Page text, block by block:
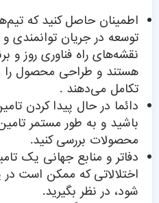
اطمینان حاصل کنید که
توسعه در جریان توانمندی
نقشه‌های راه فناوری روز و
هستند و طراحی محصول
تکامل می‌دهند .
دائما در حال پیدا کردن
باشید و به طور مستمر
محصولات بررسی کنید.
دفاتر و منابع جهانی یک
اختلالاتی که ممکن است
شود، در نظر بگیرید.